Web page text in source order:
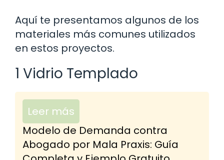
Aquí te presentamos algunos de los
materiales más comunes utilizados
en estos proyectos.
1 Vidrio Templado
Leer más
Modelo de Demanda contra
Abogado por Mala Praxis: Guía